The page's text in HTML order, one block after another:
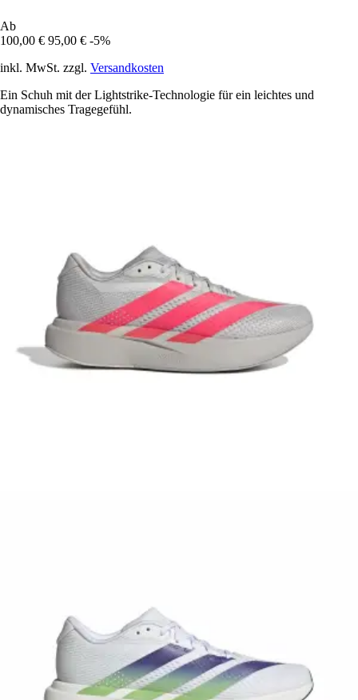
Ab
100,00 € 95,00 € -5%
inkl. MwSt. zzgl. Versandkosten
Ein Schuh mit der Lightstrike-Technologie für ein leichtes und
dynamisches Tragegefühl.